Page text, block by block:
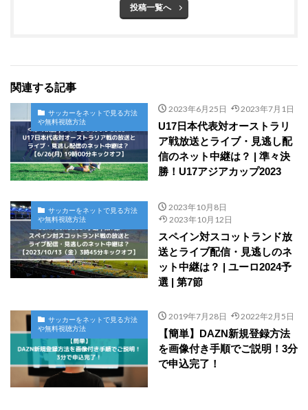
投稿一覧へ
関連する記事
サッカーをネットで見る方法
や無料視聴方法
2023年6月25日 2023年7月1日
U17日本代表対オーストラリ
ア戦放送とライブ・見逃し配
信のネット中継は？ | 準々決
勝！U17アジアカップ2023
サッカーをネットで見る方法
や無料視聴方法
2023年10月8日
2023年10月12日
スペイン対スコットランド放
送とライブ配信・見逃しのネ
ット中継は？ | ユーロ2024予
選 | 第7節
サッカーをネットで見る方法
や無料視聴方法
2019年7月28日 2022年2月5日
【簡単】DAZN新規登録方法
を画像付き手順でご説明！3分
で申込完了！